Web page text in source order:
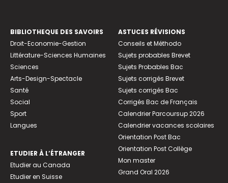
BIBLIOTHEQUE DES SAVOIRS
Droit-Economie-Gestion
Littérature-Sciences Humaines
Sciences
Arts-Design-Spectacle
Santé
Social
Sport
Langues
ETUDIER À L’ÉTRANGER
Etudier au Canada
Etudier en Suisse
ASTUCES RÉVISIONS
Conseils et Méthodo
Sujets probables Brevet
Sujets Probables Bac
Sujets corrigés Brevet
Sujets corrigés Bac
Corrigés Bac de Français
Calendrier Parcoursup 2026
Calendrier vacances scolaires
Orientation Post Bac
Orientation Post Collège
Mon master
Grand Oral 2026